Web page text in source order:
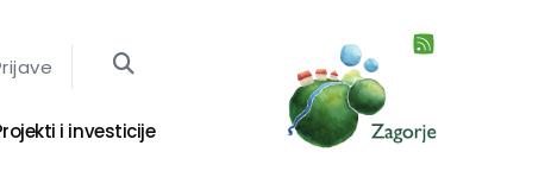
i investicije